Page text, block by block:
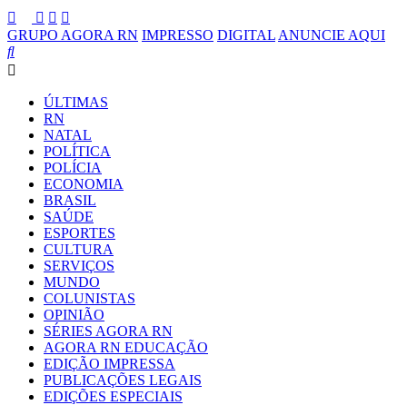
GRUPO AGORA RN IMPRESSO DIGITAL ANUNCIE AQUI
ÚLTIMAS
RN
NATAL
POLÍTICA
POLÍCIA
ECONOMIA
BRASIL
SAÚDE
ESPORTES
CULTURA
SERVIÇOS
MUNDO
COLUNISTAS
OPINIÃO
SÉRIES AGORA RN
AGORA RN EDUCAÇÃO
EDIÇÃO IMPRESSA
PUBLICAÇÕES LEGAIS
EDIÇÕES ESPECIAIS